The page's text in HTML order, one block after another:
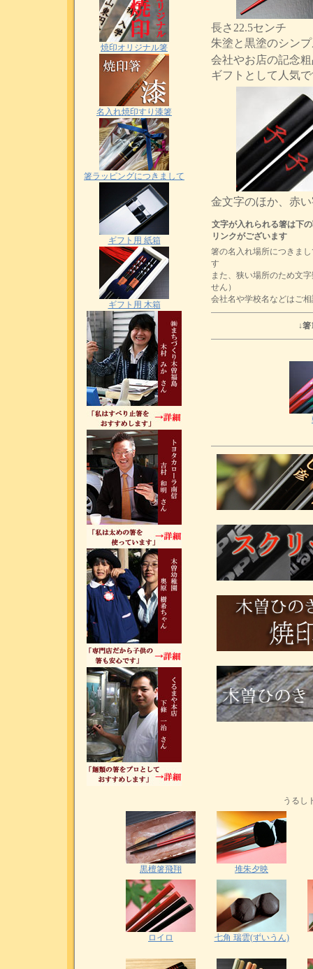
焼印オリジナル箸
名入れ焼印すり漆箸
箸ラッピングにつきまして
ギフト用 紙箱
ギフト用 木箱
長さ22.5センチ
朱塗と黒塗のシン
会社やお店の記念
ギフトとして人気
金文字のほか、赤
文字が入れられる箸は下
リンクがございます
箸の名入れ場所につきま
す
また、狭い場所のため文
せん）
会社名や学校名などはご
↓
うるし
黒檀箸飛翔 堆朱夕映
ロイロ 七角 瑞雲(ずいうん)